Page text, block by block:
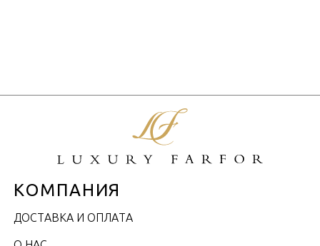
КОМПАНИЯ
ДОСТАВКА И ОПЛАТА